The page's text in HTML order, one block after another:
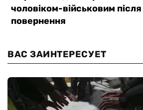
ВАС ЗАИНТЕРЕСУЕТ